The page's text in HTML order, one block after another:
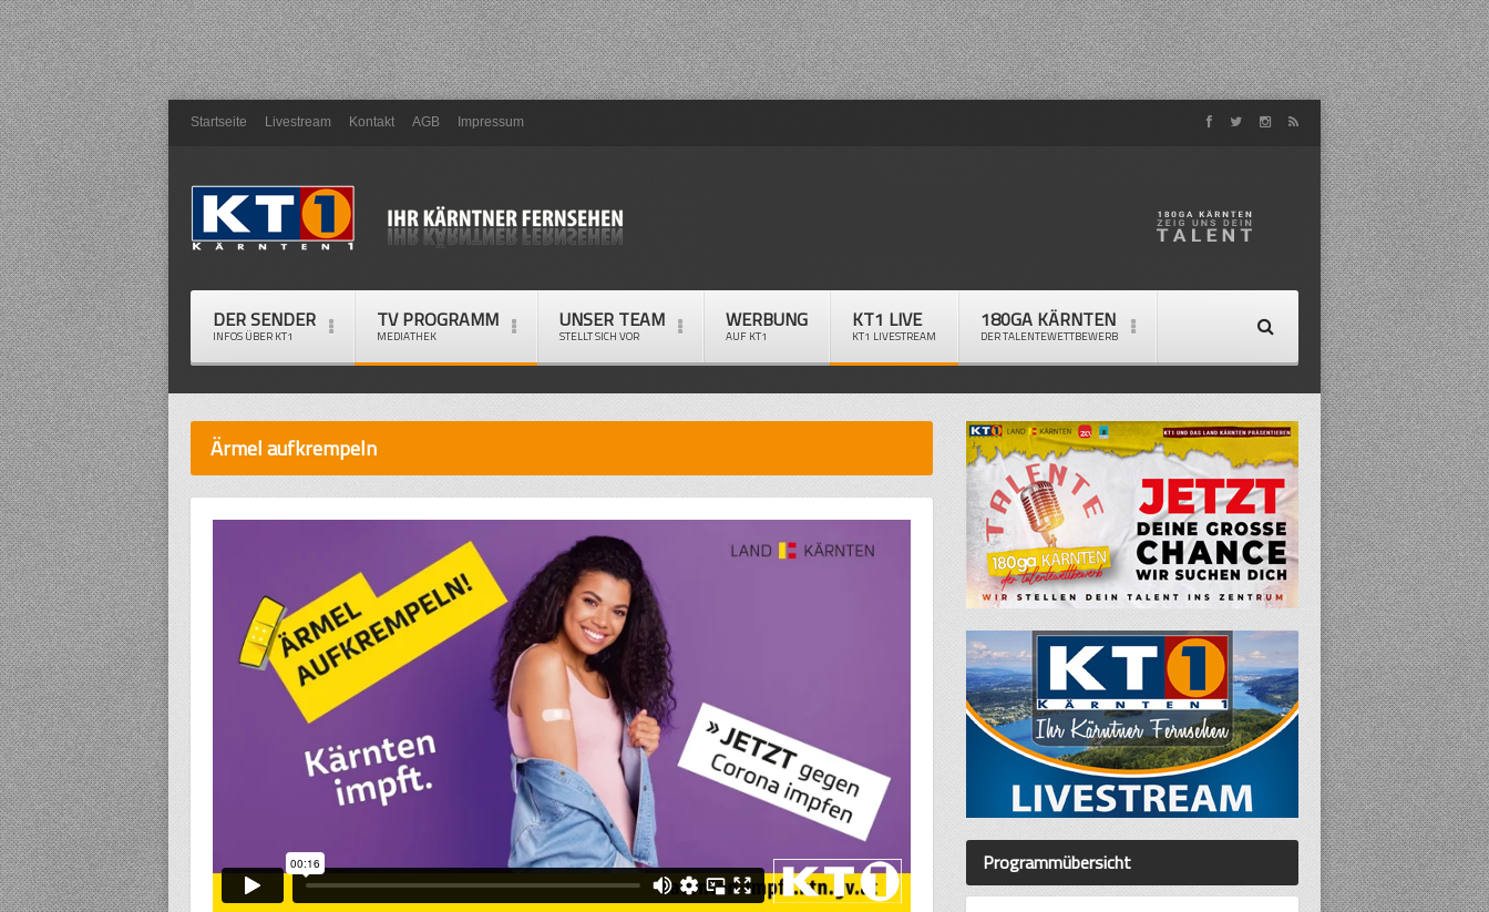
Startseite Livestream Kontakt AGB Impressum
DER SENDER
INFOS ÜBER KT1
TV PROGRAMM
MEDIATHEK
UNSER TEAM
STELLT SICH VOR
WERBUNG
AUF KT1
KT1 LIVE
KT1 LIVESTREAM
180GA KÄRNTEN
DER TALENTEWETTBEWERB
Ärmel aufkrempeln
Programmübersicht